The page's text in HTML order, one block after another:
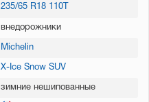
235/65 R18 110T
внедорожники
Michelin
X-Ice Snow SUV
зимние нешипованные